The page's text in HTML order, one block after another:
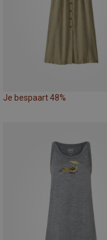
Je bespaart 48%